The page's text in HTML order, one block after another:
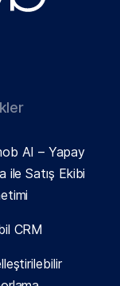
AI – Yapay
ile Satış Ekibi
CRM